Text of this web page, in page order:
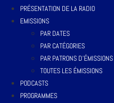
PRÉSENTATION DE LA RADIO
EMISSIONS
PAR DATES
PAR CATÉGORIES
PAR PATRONS D’ÉMISSIONS
TOUTES LES ÉMISSIONS
PODCASTS
PROGRAMMES